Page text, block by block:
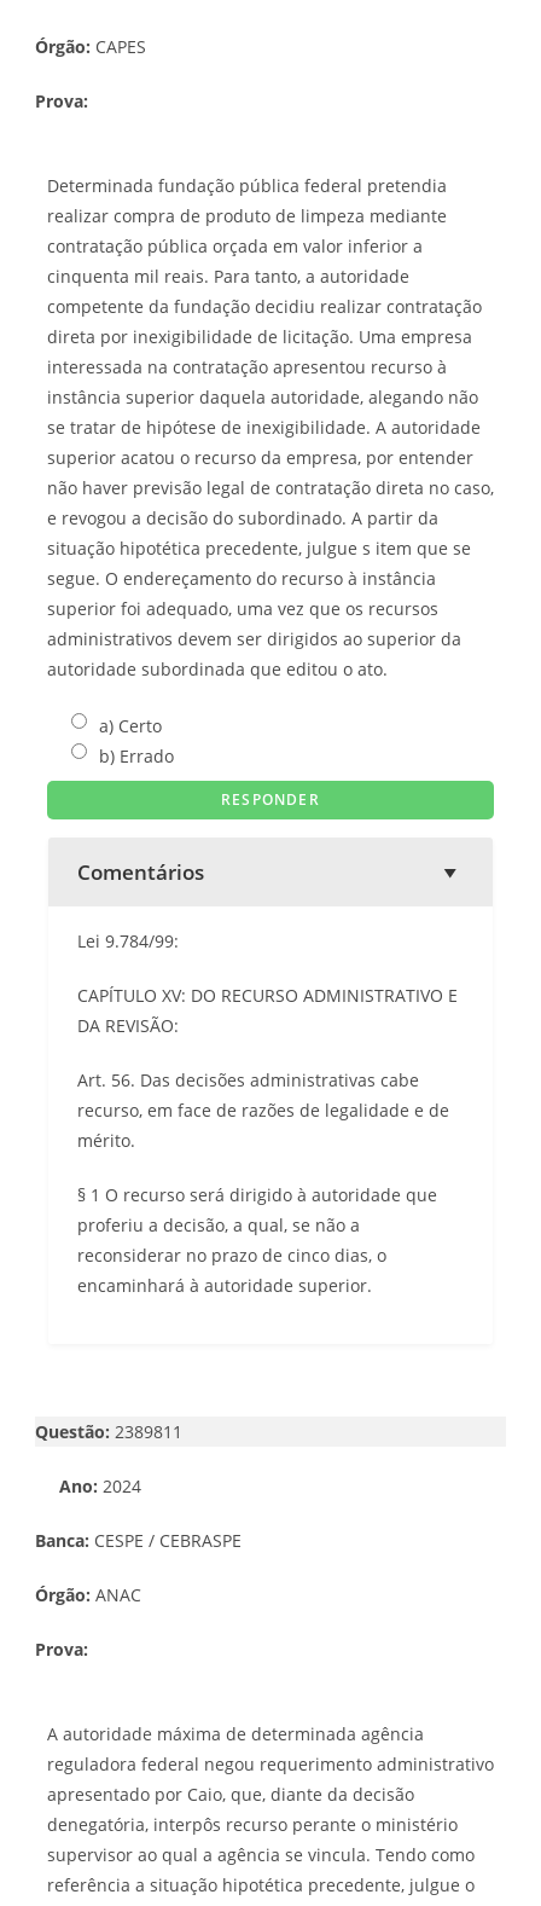
Órgão: CAPES
Prova:
Determinada fundação pública federal pretendia
realizar compra de produto de limpeza mediante
contratação pública orçada em valor inferior a
cinquenta mil reais. Para tanto, a autoridade
competente da fundação decidiu realizar contratação
direta por inexigibilidade de licitação. Uma empresa
interessada na contratação apresentou recurso à
instância superior daquela autoridade, alegando não
se tratar de hipótese de inexigibilidade. A autoridade
superior acatou o recurso da empresa, por entender
não haver previsão legal de contratação direta no caso,
e revogou a decisão do subordinado. A partir da
situação hipotética precedente, julgue s item que se
segue. O endereçamento do recurso à instância
superior foi adequado, uma vez que os recursos
administrativos devem ser dirigidos ao superior da
autoridade subordinada que editou o ato.
a) Certo
b) Errado
Comentários
Lei 9.784/99:
CAPÍTULO XV: DO RECURSO ADMINISTRATIVO E
DA REVISÃO:
Art. 56. Das decisões administrativas cabe
recurso, em face de razões de legalidade e de
mérito.
§ 1 O recurso será dirigido à autoridade que
proferiu a decisão, a qual, se não a
reconsiderar no prazo de cinco dias, o
encaminhará à autoridade superior.
Questão: 2389811
Ano: 2024
Banca: CESPE / CEBRASPE
Órgão: ANAC
Prova:
A autoridade máxima de determinada agência
reguladora federal negou requerimento administrativo
apresentado por Caio, que, diante da decisão
denegatória, interpôs recurso perante o ministério
supervisor ao qual a agência se vincula. Tendo como
referência a situação hipotética precedente, julgue o